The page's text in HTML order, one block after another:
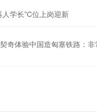
学长”C位上岗迎新
奇体验中国造匈塞铁路：